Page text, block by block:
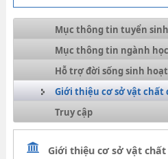
Mục thông tin tuyển sinh
Mục thông tin ngành học
Hỗ trợ đời sống sinh
Giới thiệu cơ sở vật
Truy cập
Giới thiệu cơ sở vật